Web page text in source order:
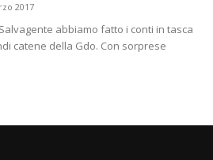
2017
abbiamo fatto i conti in tasca
catene della Gdo. Con sorprese